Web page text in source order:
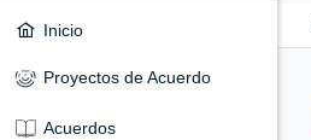
Inicio
Proyectos de Acuerdo
Acuerdos